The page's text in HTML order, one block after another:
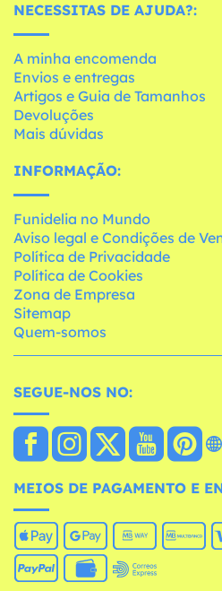
NECESSITAS DE AJUDA?:
A minha encomenda
Envios e entregas
Artigos e Guia de Tamanhos
Devoluções
Mais dúvidas
INFORMAÇÃO:
Funidelia no Mundo
Aviso legal e Condições de
Política de Privacidade
Política de Cookies
Zona de Empresa
Sitemap
Quem-somos
SEGUE-NOS NO:
MEIOS DE PAGAMENTO E